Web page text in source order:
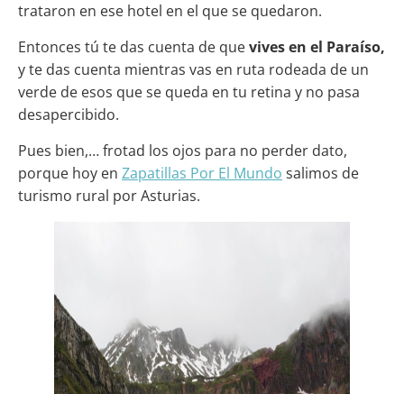
trataron en ese hotel en el que se quedaron.
Entonces tú te das cuenta de quevives en el Paraíso,
y te das cuenta mientras vas en ruta rodeada de un
verde de esos que se queda en tu retina y no pasa
desapercibido.
Pues bien,… frotad los ojos para no perder dato,
porque hoy en Zapatillas Por El Mundo salimos de
turismo rural por Asturias.